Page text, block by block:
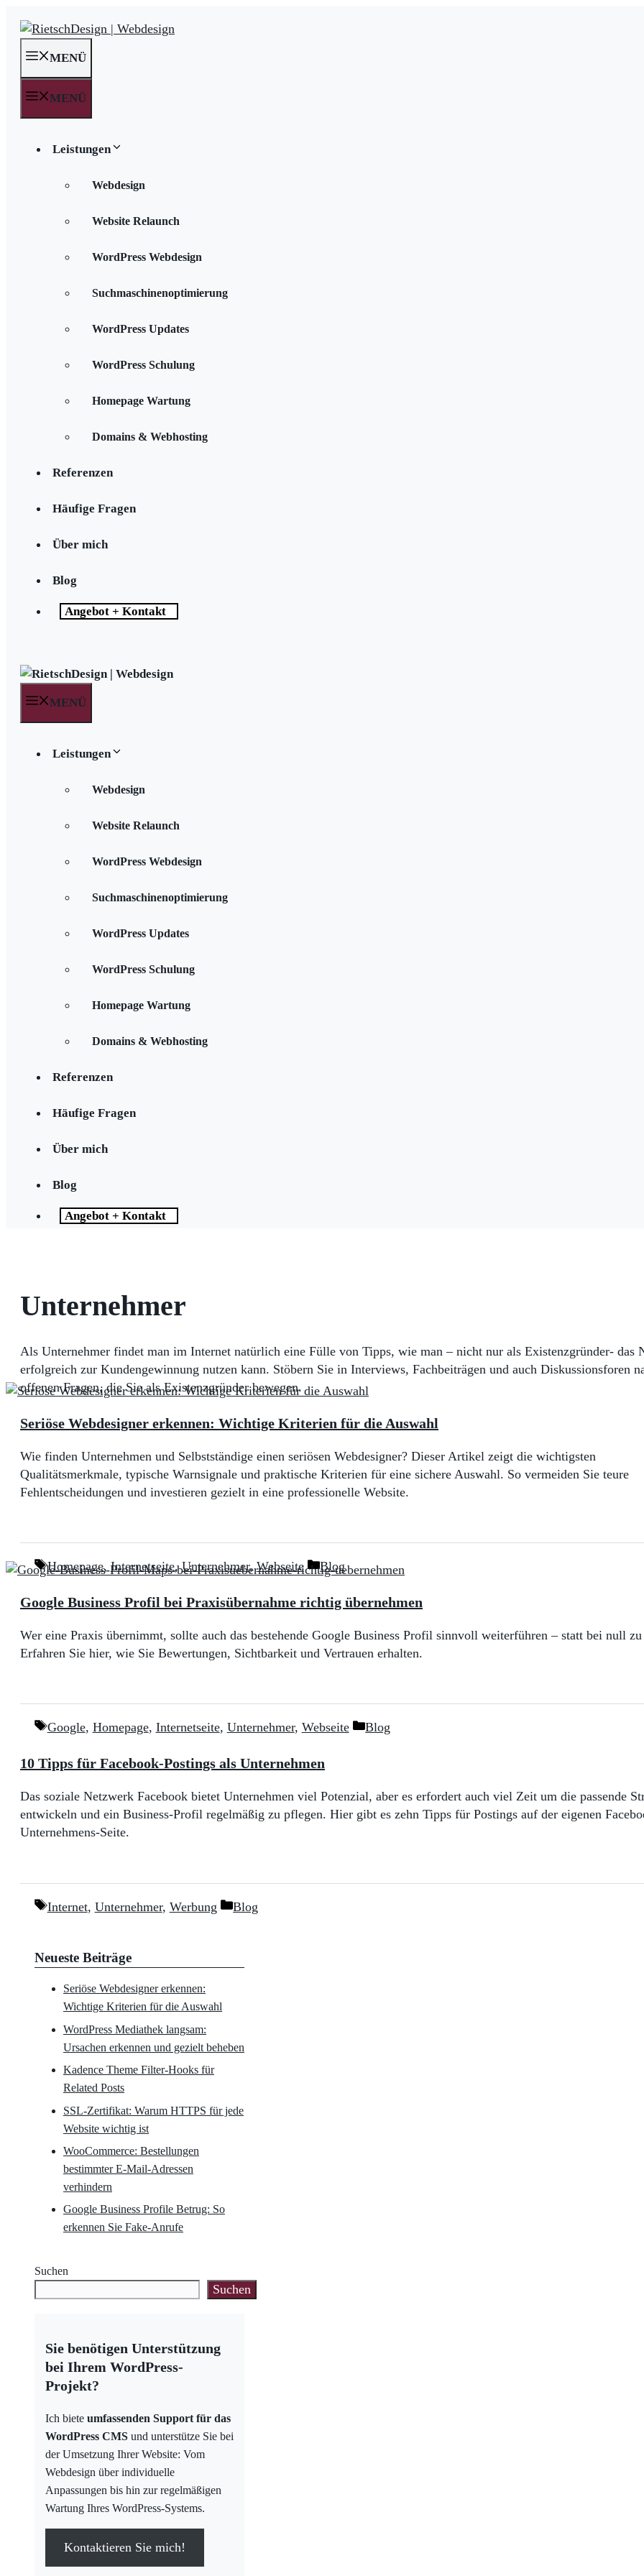
Inhalt
springen
MENÜ
MENÜ
Leistungen
Webdesign
Website Relaunch
WordPress Webdesign
Suchmaschinenoptimierung
WordPress Updates
WordPress Schulung
Homepage Wartung
Domains & Webhosting
Referenzen
Häufige Fragen
Über mich
Blog
Angebot + Kontakt
MENÜ
Leistungen
Webdesign
Website Relaunch
WordPress Webdesign
Suchmaschinenoptimierung
WordPress Updates
WordPress Schulung
Homepage Wartung
Domains & Webhosting
Referenzen
Häufige Fragen
Über mich
Blog
Angebot + Kontakt
Unternehmer
Als Unternehmer findet man im Internet natürlich eine Fülle von Tipps, wie man – nicht nur als Existenzgründer- das
erfolgreich zur Kundengewinnung nutzen kann. Stöbern Sie in Interviews, Fachbeiträgen und auch Diskussionsforen
offenen Fragen, die Sie als Existenzgründer bewegen.
Seriöse Webdesigner erkennen: Wichtige Kriterien für die Auswahl
Wie finden Unternehmen und Selbstständige einen seriösen Webdesigner? Dieser Artikel zeigt die wichtigsten
Qualitätsmerkmale, typische Warnsignale und praktische Kriterien für eine sichere Auswahl. So vermeiden Sie teure
Fehlentscheidungen und investieren gezielt in eine professionelle Website.
Schlagwörter
Homepage,Internetseite,Unternehmer,Webseite Kategorien
Blog
Google Business Profil bei Praxisübernahme richtig übernehmen
Wer eine Praxis übernimmt, sollte auch das bestehende Google Business Profil sinnvoll weiterführen – statt bei null zu
Erfahren Sie hier, wie Sie Bewertungen, Sichtbarkeit und Vertrauen erhalten.
Schlagwörter
Google, Homepage, Internetseite, Unternehmer, Webseite Kategorien
Blog
10 Tipps für Facebook-Postings als Unternehmen
Das soziale Netzwerk Facebook bietet Unternehmen viel Potenzial, aber es erfordert auch viel Zeit um die passende
entwickeln und ein Business-Profil regelmäßig zu pflegen. Hier gibt es zehn Tipps für Postings auf der eigenen
Unternehmens-Seite.
Schlagwörter
Internet, Unternehmer, Werbung Kategorien
Blog
Neueste Beiträge
Seriöse Webdesigner erkennen:
Wichtige Kriterien für die Auswahl
WordPress Mediathek langsam:
Ursachen erkennen und gezielt beheben
Kadence Theme Filter-Hooks für
Related Posts
SSL-Zertifikat: Warum HTTPS für jede
Website wichtig ist
WooCommerce: Bestellungen
bestimmter E-Mail-Adressen
verhindern
Google Business Profile Betrug: So
erkennen Sie Fake-Anrufe
Suchen
Suchen
Sie benötigen Unterstützung
bei Ihrem WordPress-
Projekt?
Ich biete umfassenden Support für das
WordPress CMS und unterstütze Sie bei
der Umsetzung Ihrer Website: Vom
Webdesign über individuelle
Anpassungen bis hin zur regelmäßigen
Wartung Ihres WordPress-Systems.
Kontaktieren Sie mich!